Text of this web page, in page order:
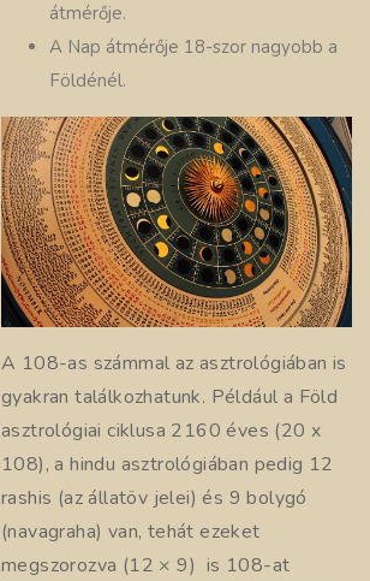
átmérője.
A Nap átmérője 18-szor nagyobb a
Földénél.
A 108-as számmal az asztrológiában is
gyakran találkozhatunk. Például a Föld
asztrológiai ciklusa 2160 éves (20 x
108), a hindu asztrológiában pedig 12
rashis (az állatöv jelei) és 9 bolygó
(navagraha) van, tehát ezeket
megszorozva (12 × 9) is 108-at